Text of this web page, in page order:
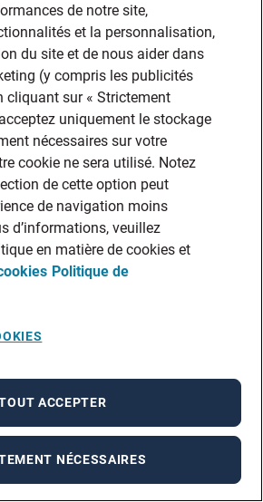
de notre site,
et la personnalisation,
du site et de nous aider dans
(y compris les publicités
cliquant sur « Strictement
uniquement le stockage
nécessaires sur votre
cookie ne sera utilisé. Notez
de cette option peut
de navigation moins
d’informations, veuillez
en matière de cookies et
Politique de
NÉCESSAIRES
ACCEPTER